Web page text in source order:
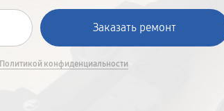
Политикой конфиденциальности